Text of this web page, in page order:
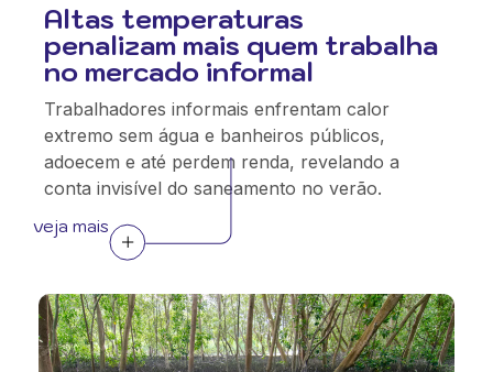
Altas temperaturas
penalizam mais quem trabalha
no mercado informal
Trabalhadores informais enfrentam calor
extremo sem água e banheiros públicos,
adoecem e até perdem renda, revelando a
conta invisível do saneamento no verão.
veja mais